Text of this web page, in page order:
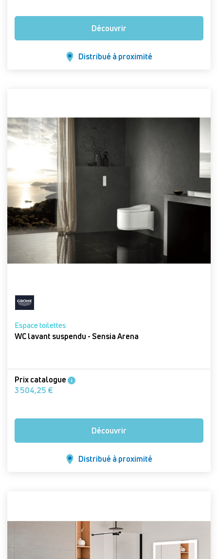
Découvrir
Distribué à proximité
Espace toilettes
WC lavant suspendu - Sensia Arena
Prix catalogue i
3 504,25 €
Découvrir
Distribué à proximité